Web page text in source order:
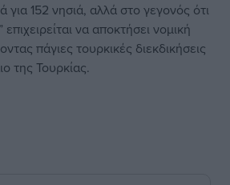
για 152 νησιά, αλλά στο γεγονός ότι
να αποκτήσει νομική
πάγιες τουρκικές διεκδικήσεις
της Τουρκίας.